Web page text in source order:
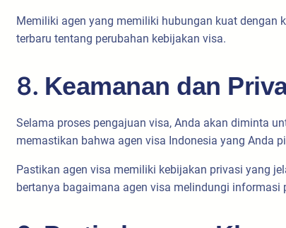
Memiliki agen yang memiliki hubungan kuat dengan
terbaru tentang perubahan kebijakan visa.
8. Keamanan dan
Selama proses pengajuan visa, Anda akan diminta
memastikan bahwa agen visa Indonesia yang Anda
Pastikan agen visa memiliki kebijakan privasi yang
bertanya bagaimana agen visa melindungi informasi